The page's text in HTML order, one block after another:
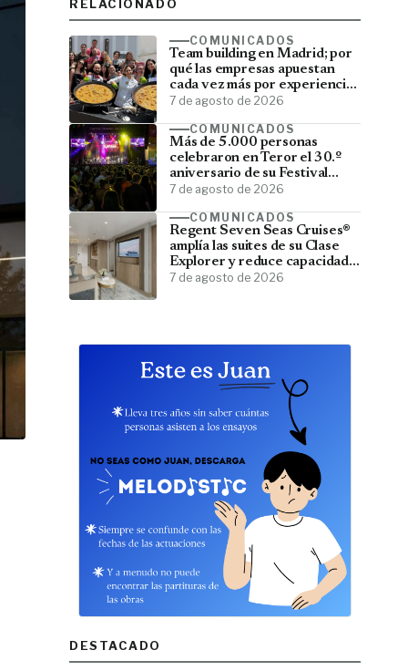
RELACIONADO
COMUNICADOS
Team building en Madrid; por
qué las empresas apuestan
cada vez más por experiencias
que fortalecen sus equipos
7 de agosto de 2026
COMUNICADOS
Más de 5.000 personas
celebraron en Teror el 30.º
aniversario de su Festival
Latino
7 de agosto de 2026
COMUNICADOS
Regent Seven Seas Cruises®
amplía las suites de su Clase
Explorer y reduce capacidad;
menos pasajeros, más espacio
7 de agosto de 2026
DESTACADO